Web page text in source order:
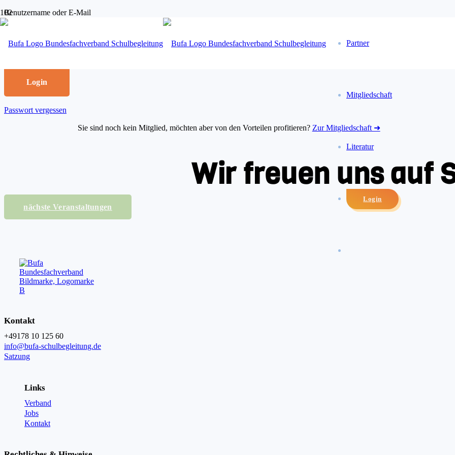
Partner
Mitgliedschaft
Literatur
Login
Benutzername oder E-Mail
Passwort vergessen
Sie sind noch kein Mitglied, möchten aber von den Vorteilen profitieren? Zur Mitgliedschaft ➜
Wir freuen uns auf
nächste Veranstaltungen
Kontakt
+49178 10 125 60
info@bufa-schulbegleitung.de
Satzung
Links
Verband
Jobs
Kontakt